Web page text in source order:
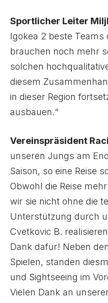
Sportlicher Leiter
Igokea 2 beste Teams
brauchen noch mehr
solchen
diesem
in dieser Region
ausbauen.“
Vereinspräsident
unseren Jungs am
Saison, so eine Reise
Obwohl die Reise
wir sie nicht ohne die
Unterstützung durch
Cvetkovic B.
Dank dafür! Neben
Spielen, standen
und Sightseeing im
Vielen Dank an